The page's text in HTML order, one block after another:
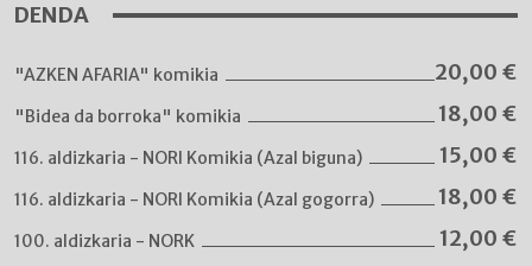
DENDA
"AZKEN AFARIA" komikia 20,00 €
"Bidea da borroka" komikia 18,00 €
116. aldizkaria - NORI Komikia (Azal biguna) 15,00 €
116. aldizkaria - NORI Komikia (Azal gogorra) 18,00 €
100. aldizkaria - NORK 12,00 €